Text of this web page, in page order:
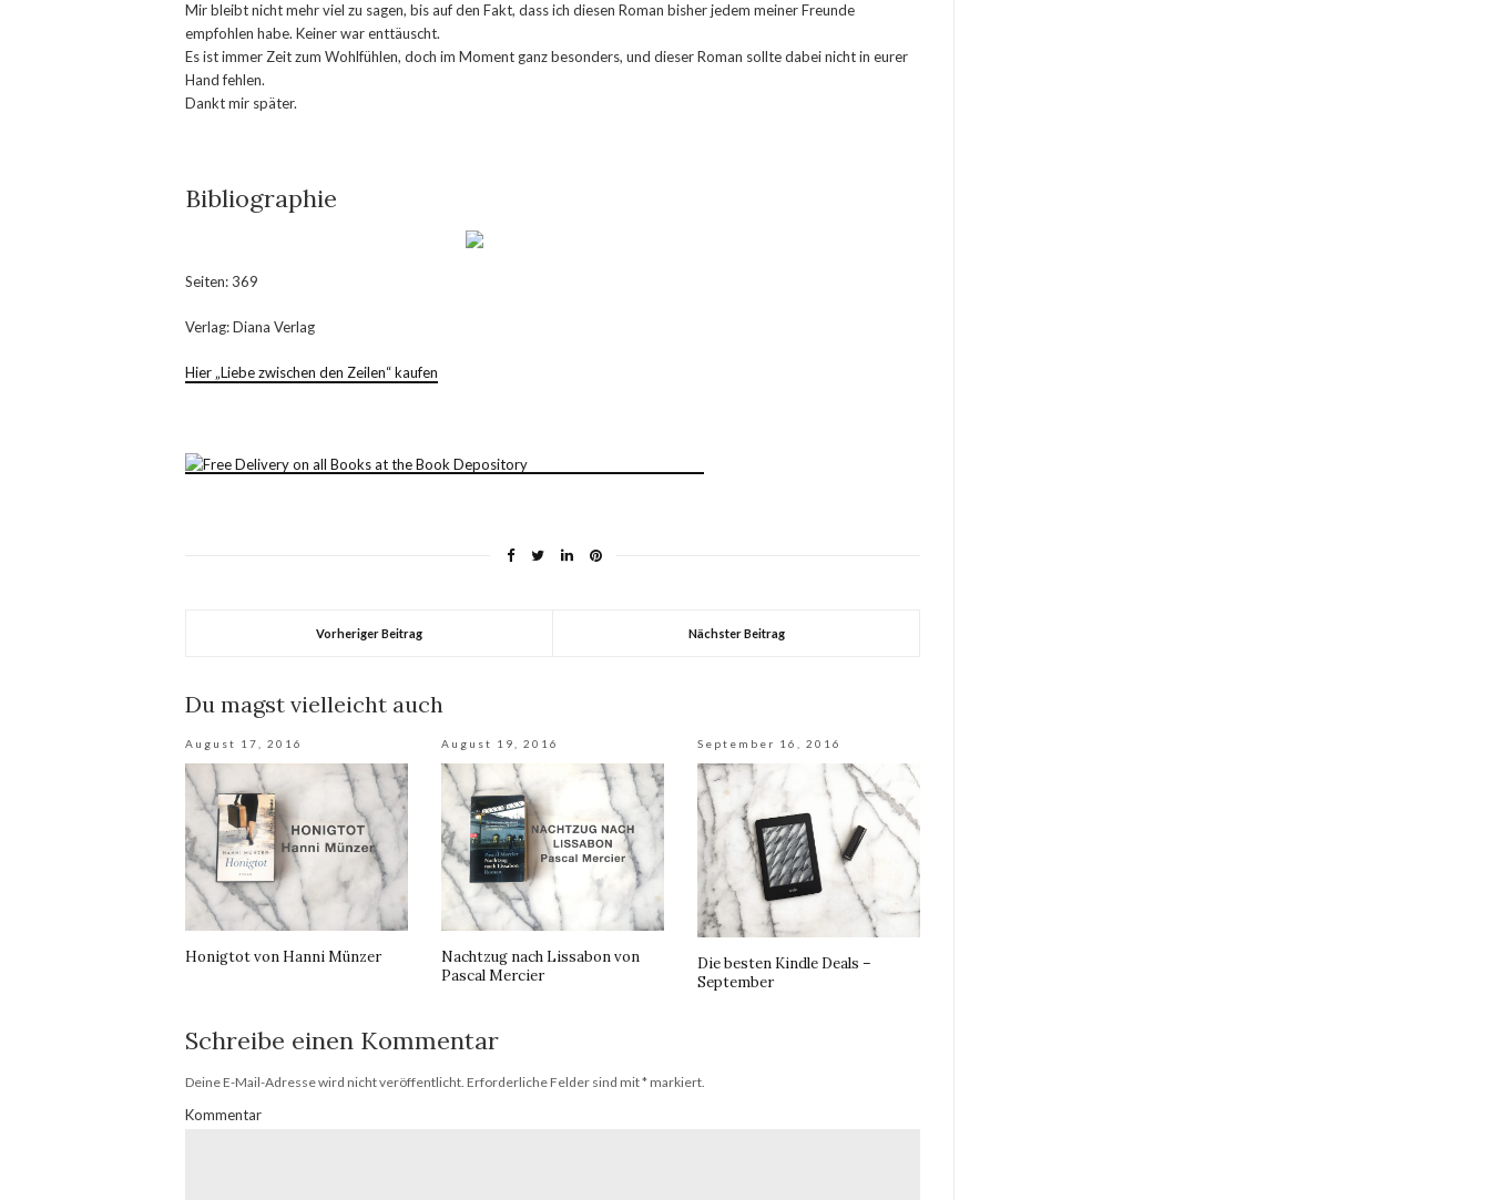
Mir bleibt nicht mehr viel zu sagen, bis auf den Fakt, dass ich diesen Roman bisher jedem meiner Freunde
empfohlen habe. Keiner war enttäuscht.
Es ist immer Zeit zum Wohlfühlen, doch im Moment ganz besonders, und dieser Roman sollte dabei nicht in eurer
Hand fehlen.
Dankt mir später.
Bibliographie
Seiten: 369
Verlag: Diana Verlag
Hier „Liebe zwischen den Zeilen“ kaufen
Vorheriger Beitrag Nächster Beitrag
Du magst vielleicht auch
August 17, 2016
Honigtot von Hanni Münzer
August 19, 2016
Nachtzug nach Lissabon von
Pascal Mercier
September 16, 2016
Die besten Kindle Deals –
September
Schreibe einen Kommentar
Deine E-Mail-Adresse wird nicht veröffentlicht. Erforderliche Felder sind mit*markiert.
Kommentar